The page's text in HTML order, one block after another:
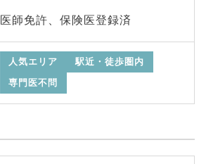
医師免許、保険医登録済
人気エリア
駅近・徒歩圏内
専門医不問